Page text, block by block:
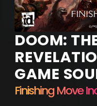
DOOM:
GAME
Finishing Move